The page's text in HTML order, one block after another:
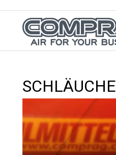
SCHLÄUCHE